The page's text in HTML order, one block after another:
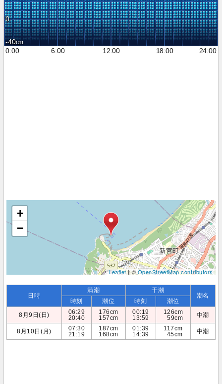
0
-40
0:00
6:00 12:00 18:00 24:00
+
−
Leaflet| ©OpenStreetMap contributors
日時
満潮 干潮
潮名
時刻 潮位 時刻
潮位
8月9日(日)
06:29
20:40
176cm
157cm
00:19
13:59
126cm
59cm
中潮
8月10日(月)
07:30
21:19
187cm
168cm
01:39
14:39
117cm
45cm
中潮